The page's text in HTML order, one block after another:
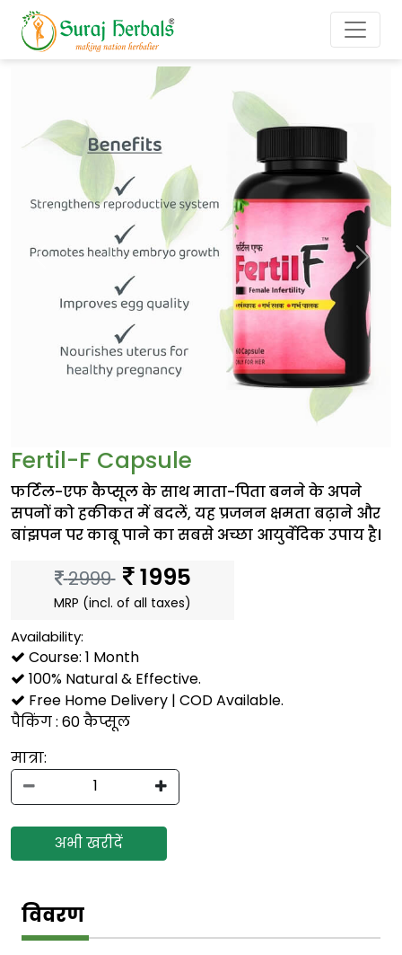
Next
Fertil-F Capsule
फर्टिल-एफ कैप्सूल के साथ माता-पिता बनने के अपने
सपनों को हकीकत में बदलें, यह प्रजनन क्षमता बढ़ाने और
बांझपन पर काबू पाने का सबसे अच्छा आयुर्वेदिक उपाय है।
2999 1995
MRP (incl. of all taxes)
Availability:
Course: 1 Month
100% Natural & Effective.
Free Home Delivery | COD Available.
पैकिंग : 60 कैप्सूल
मात्रा:
अभी खरीदें
विवरण